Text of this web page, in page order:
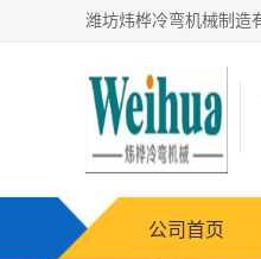
公司首页